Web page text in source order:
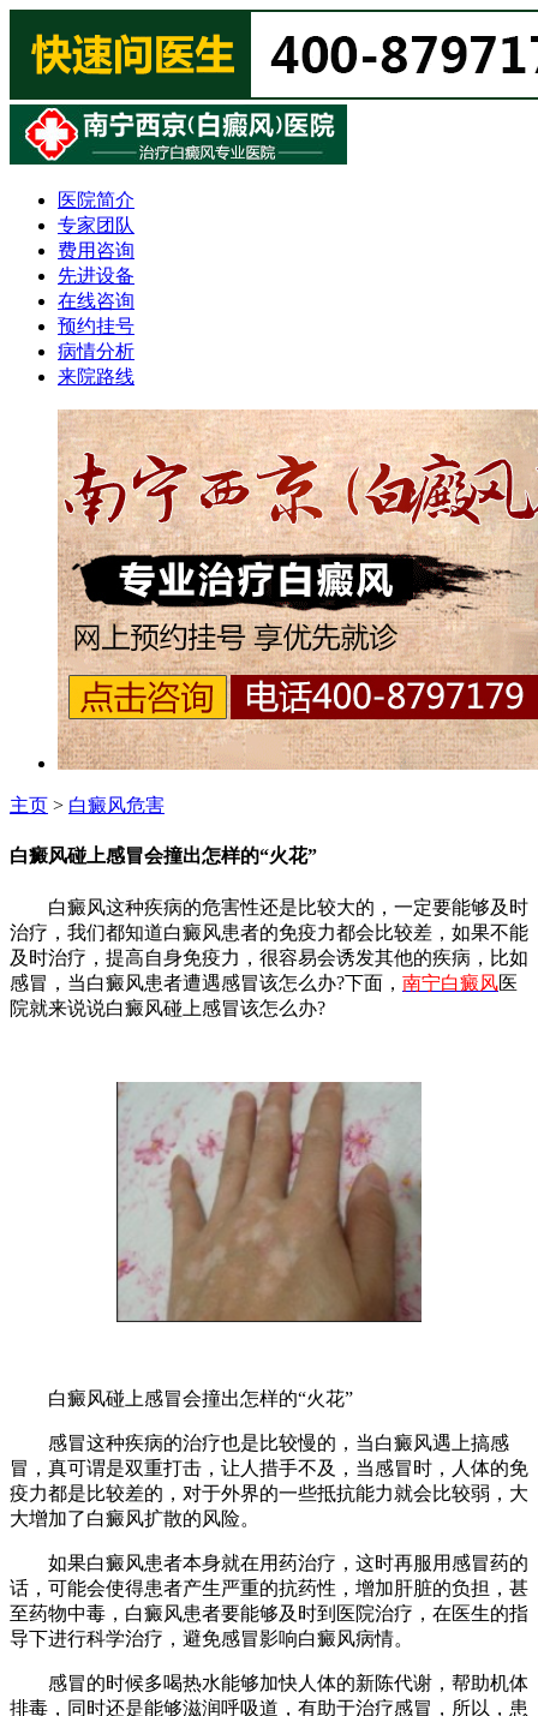
医院简介
专家团队
费用咨询
先进设备
在线咨询
预约挂号
病情分析
来院路线
主页 > 白癜风危害
白癜风碰上感冒会撞出怎样的“火花”
白癜风这种疾病的危害性还是比较大的，一定要能够及时
治疗，我们都知道白癜风患者的免疫力都会比较差，如果不能
及时治疗，提高自身免疫力，很容易会诱发其他的疾病，比如
感冒，当白癜风患者遭遇感冒该怎么办?下面， 南宁白癜风医
院就来说说白癜风碰上感冒该怎么办?
白癜风碰上感冒会撞出怎样的“火花”
感冒这种疾病的治疗也是比较慢的，当白癜风遇上搞感
冒，真可谓是双重打击，让人措手不及，当感冒时，人体的免
疫力都是比较差的，对于外界的一些抵抗能力就会比较弱，大
大增加了白癜风扩散的风险。
如果白癜风患者本身就在用药治疗，这时再服用感冒药的
话，可能会使得患者产生严重的抗药性，增加肝脏的负担，甚
至药物中毒，白癜风患者要能够及时到医院治疗，在医生的指
导下进行科学治疗，避免感冒影响白癜风病情。
感冒的时候多喝热水能够加快人体的新陈代谢，帮助机体
排毒，同时还是能够滋润呼吸道，有助于治疗感冒，所以，患